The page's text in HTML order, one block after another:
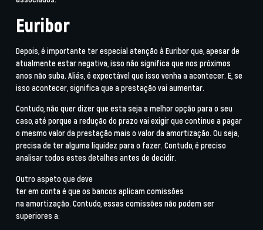
Euribor
Depois, é importante ter especial atenção à Euriborque, apesar de
atualmente estar negativa, isso não significa que nos próximos
anos não suba. Aliás, é expectável que isso venha a acontecer. E, se
isso acontecer, significa que a prestação vai aumentar.
Contudo, não quer dizer que esta seja a melhor opção para o seu
caso, até porque a redução do prazo vai exigir que continue a pagar
o mesmo valor da prestação mais o valor da amortização. Ou seja,
precisa de ter alguma liquidez para o fazer. Contudo, é preciso
analisar todos estes detalhes antes de decidir.
Outro aspeto que deve
ter em conta é que os bancos aplicam comissões
na amortização. Contudo, essas comissões não podem ser
superiores a: